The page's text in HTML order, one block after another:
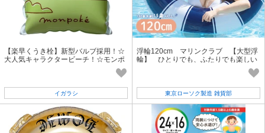
【楽早くうき栓】新型バルブ採用！☆
大人気キャラクタービーチ！☆モンポ
イガラシ
浮輪120cm マリンクラブ 【大型浮
輪】 ひとりでも、ふたりでも楽しい
東京ローソク製造 雑貨部